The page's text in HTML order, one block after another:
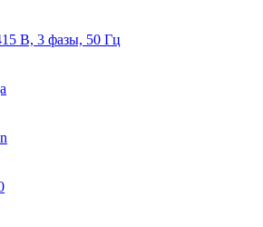
В, 3 фазы, 50 Гц